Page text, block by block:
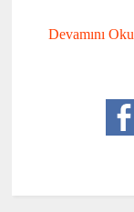
Devamını